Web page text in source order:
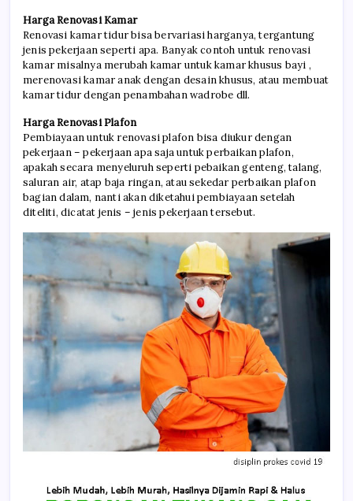
Harga Renovasi Kamar
Renovasi kamar tidur bisa bervariasi harganya, tergantung
jenis pekerjaan seperti apa. Banyak contoh untuk renovasi
kamar misalnya merubah kamar untuk kamar khusus bayi ,
merenovasi kamar anak dengan desain khusus, atau membuat
kamar tidur dengan penambahan wadrobe dll.
Harga Renovasi Plafon
Pembiayaan untuk renovasi plafon bisa diukur dengan
pekerjaan – pekerjaan apa saja untuk perbaikan plafon,
apakah secara menyeluruh seperti pebaikan genteng, talang,
saluran air, atap baja ringan, atau sekedar perbaikan plafon
bagian dalam, nanti akan diketahui pembiayaan setelah
diteliti, dicatat jenis – jenis pekerjaan tersebut.